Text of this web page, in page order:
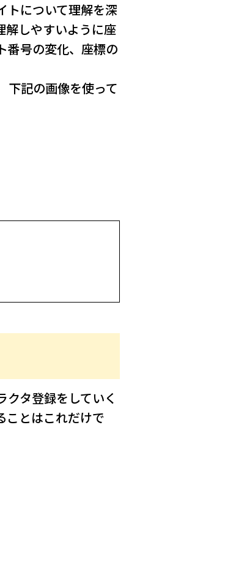
トについて理解を深
しやすいように座
番号の変化、座標の
下記の画像を使って
タ登録をしていく
とはこれだけで